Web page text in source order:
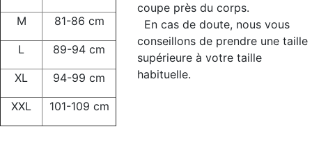
M 81-86 cm
L 89-94 cm
XL 94-99 cm
XXL 101-109 cm
coupe près du corps.
En cas de doute, nous vous
conseillons de prendre une taille
supérieure à votre taille
habituelle.